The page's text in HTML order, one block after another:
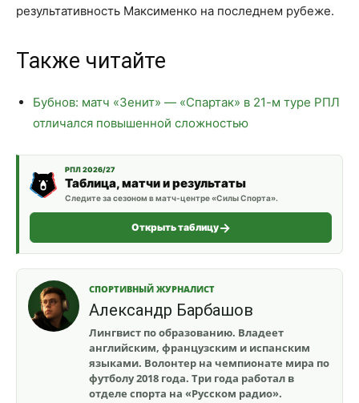
результативность Максименко на последнем рубеже.
Также читайте
Бубнов: матч «Зенит» — «Спартак» в 21-м туре РПЛ
отличался повышенной сложностью
РПЛ 2026/27
Таблица, матчи и результаты
Следите за сезоном в матч-центре «Силы Спорта».
Открыть таблицу
СПОРТИВНЫЙ ЖУРНАЛИСТ
Александр Барбашов
Лингвист по образованию. Владеет
английским, французским и испанским
языками. Волонтер на чемпионате мира по
футболу 2018 года. Три года работал в
отделе спорта на «Русском радио».